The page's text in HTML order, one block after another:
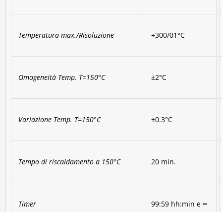
Temperatura max./Risoluzione +300/01°C
Omogeneità Temp. T=150°C ±2°C
Variazione Temp. T=150°C ±0.3°C
Tempo di riscaldamento a 150°C 20 min.
Timer 99:59 hh:min e ∞